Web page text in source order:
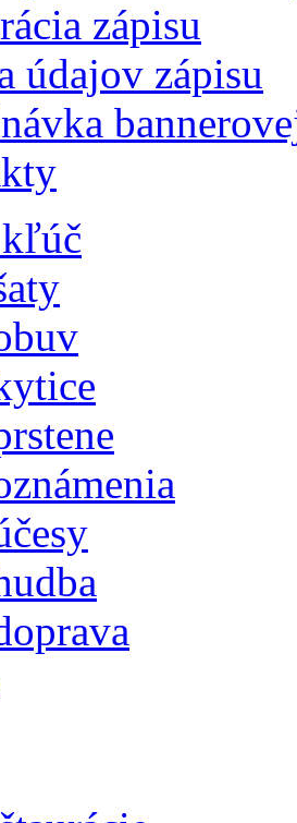
zápisu
údajov zápisu
kľúč